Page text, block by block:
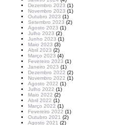
Dezembro 2023 (1)
Novembro 2023 (1)
Outubro 2023 (1)
Setembro 2023 (2)
Agosto 2023 (1)
Julho 2023 (2)
Junho 2023 (1)
Maio 2023 (3)
Abril 2023 (2)
Março 2023 (4)
Fevereiro 2023 (1)
Janeiro 2023 (1)
Dezembro 2022 (2)
Novembro 2022 (1)
Agosto 2022 (1)
Julho 2022 (1)
Maio 2022 (2)
Abril 2022 (1)
Março 2022 (1)
Fevereiro 2022 (1)
Outubro 2021 (2)
Agosto 2021 (2)